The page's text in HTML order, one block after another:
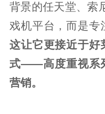
背景的任天堂、索
戏机平台，而是专
这让它更接近于好
式——高度重视系
营销。